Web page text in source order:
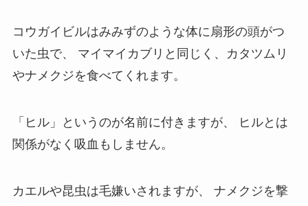
コウガイビルはみみずのような体に扇形の頭がつ
いた虫で、
マイマイカブリと同じく、カタツムリ
やナメクジを食べてくれます。
「ヒル」というのが名前に付きますが、
ヒルとは
関係がなく吸血もしません。
カエルや昆虫は毛嫌いされますが、
ナメクジを撃